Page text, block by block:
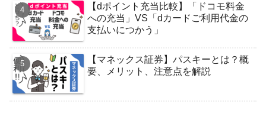
【dポイント充当比較】「ドコモ料金
への充当」VS「dカードご利用代金の
支払いにつかう」
【マネックス証券】パスキーとは？概
要、メリット、注意点を解説